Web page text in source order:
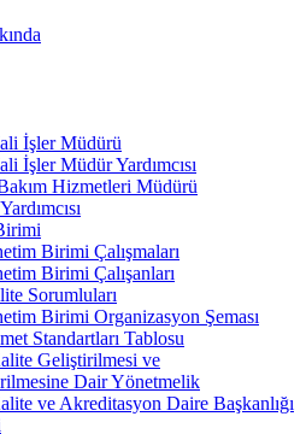
İşler Müdürü
İşler Müdür Yardımcısı
Hizmetleri Müdürü
Birimi Çalışmaları
Birimi Çalışanları
Sorumluları
Birimi Organizasyon Şeması
Standartları Tablosu
Geliştirilmesi ve
Dair Yönetmelik
ve Akreditasyon Daire Başkanlığı